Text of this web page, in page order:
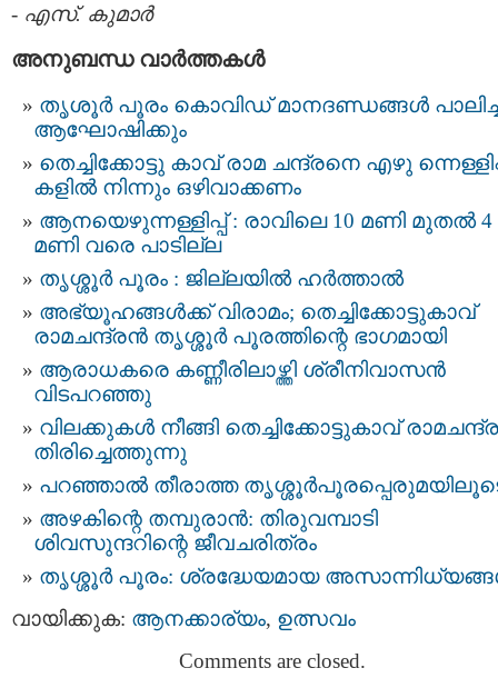
- എസ്. കുമാര്‍
അനുബന്ധ വാര്‍ത്തകള്‍
തൃശൂർ പൂരം കൊവിഡ് മാനദണ്ഡങ്ങൾ
ആഘോഷിക്കും
തെച്ചിക്കോട്ടു കാവ് രാമ ചന്ദ്രനെ എഴു
കളിൽ നിന്നും ഒഴിവാക്കണം
ആനയെഴുന്നള്ളിപ്പ് :​ രാവിലെ 10 മണി മുതല്‍ 4
മണി വരെ പാടില്ല
തൃശ്ശൂര്‍ പൂരം : ജില്ലയില്‍ ഹര്‍ത്താല്‍
അഭ്യൂഹങ്ങള്‍ക്ക് വിരാമം; തെച്ചിക്കോട്ടുകാവ്
രാമചന്ദ്രന്‍ തൃശ്ശൂര്‍ പൂരത്തിന്റെ ഭാഗമായി
ആരാധകരെ കണ്ണീരിലാഴ്ത്തി ശ്രീനിവാസന്‍
വിടപറഞ്ഞു
വിലക്കുകള്‍ നീങ്ങി തെച്ചിക്കോട്ടുകാവ്
തിരിച്ചെത്തുന്നു
പറഞ്ഞാല്‍ തീരാത്ത
അഴകിന്റെ തമ്പുരാന്‍: തിരുവമ്പാടി
ശിവസുന്ദറിന്റെ ജീവചരിത്രം
തൃശ്ശൂര്‍ പൂരം: ശ്രദ്ധേയമായ
വായിക്കുക: ആനക്കാര്യം, ഉത്സവം
Comments are closed.